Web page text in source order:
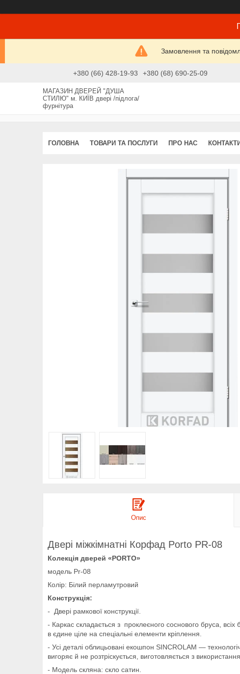
Замовлення та
+380 (66) 428-19-93 +380 (68) 690-25-09
МАГАЗИН ДВЕРЕЙ "ДУША
СТИЛЮ" м. КИЇВ двері /підлога/
фурнітура
ГОЛОВНА ТОВАРИ ТА ПОСЛУГИ ПРО НАС КОНТАКТИ
Опис
Двері міжкімнатні Корфад Porto PR-08
Колекція дверей «PORTO»
модель Pr-08
Колір: Білий перламутровий
Конструкція:
- Двері рамкової конструкції.
- Каркас складається з проклеєного соснового бруса,
в єдине ціле на спеціальні елементи кріплення.
- Усі деталі облицьовані екошпон SINCROLAM —
вигоряє й не розтріскується, виготовляється з
- Модель скляна: скло сатин.